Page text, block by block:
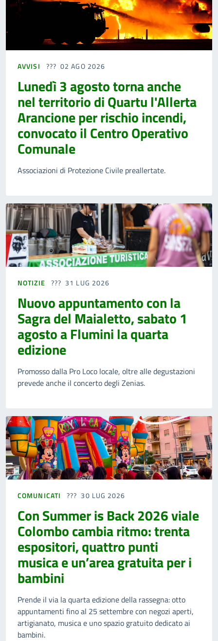
AVVISI 02 AGO 2026
Lunedì 3 agosto torna anche
nel territorio di Quartu l'Allerta
Arancione per rischio incendi,
convocato il Centro Operativo
Comunale
Associazioni di Protezione Civile preallertate.
NOTIZIE 31 LUG 2026
Nuovo appuntamento con la
Sagra del Maialetto, sabato 1
agosto a Flumini la quarta
edizione
Promosso dalla Pro Loco locale, oltre alle degustazioni
prevede anche il concerto degli Zenias.
COMUNICATI 30 LUG 2026
Con Summer is Back 2026 viale
Colombo cambia ritmo: trenta
espositori, quattro punti
musica e un’area gratuita per i
bambini
Prende il via la quarta edizione della rassegna: otto
appuntamenti fino al 25 settembre con negozi aperti,
artigianato, musica e uno spazio gratuito dedicato ai
bambini.